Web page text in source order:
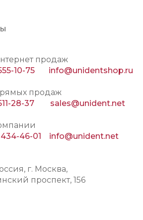
продаж
10-75
info@unidentshop.ru
продаж
28-37
sales@unident.net
46-01
info@unident.net
г. Москва,
проспект, 156